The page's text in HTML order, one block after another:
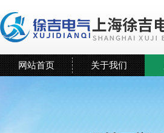
网站首页 关于我们